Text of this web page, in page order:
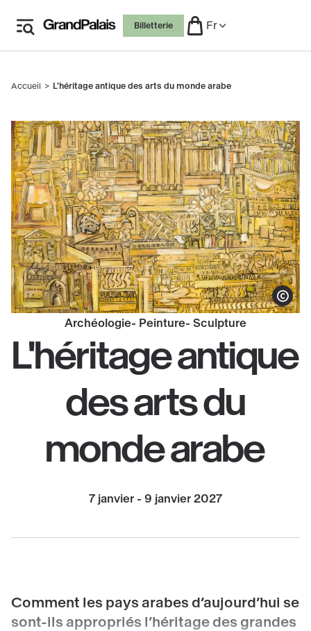
contenu
Billetterie Fr
Fil
Accueil L'héritage antique des arts du monde arabe
Afficher le
Jamil Molaeb,Baalbek, 2019
Archéologie Peinture Sculpture
L'héritage antique
des arts du
monde arabe
7 janvier - 9 janvier 2027
Comment les pays arabes d’aujourd’hui se
sont-ils appropriés l’héritage des grandes